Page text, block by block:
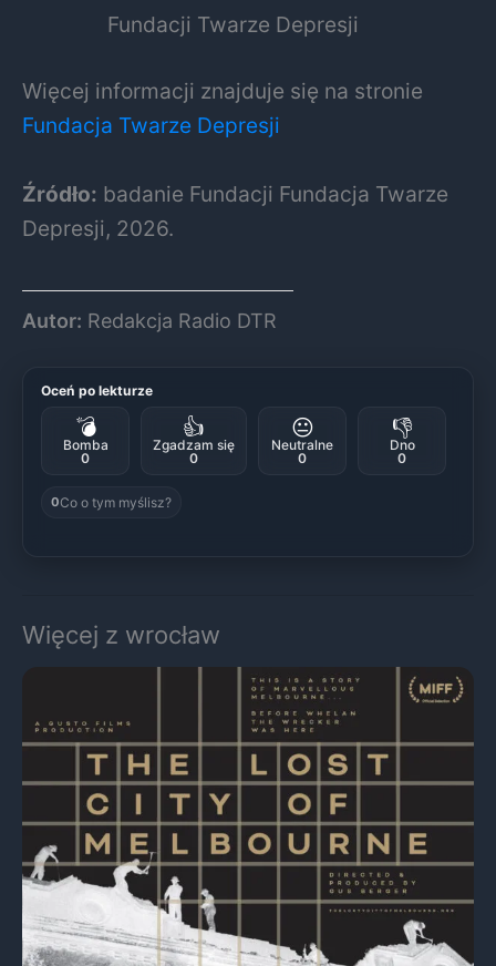
Fundacji Twarze Depresji
Więcej informacji znajduje się na stronie
Fundacja Twarze Depresji
Źródło: badanie Fundacji Fundacja Twarze
Depresji, 2026.
Autor: Redakcja Radio DTR
Oceń po lekturze
💣
Bomba
0
👍
Zgadzam się
0
😐
Neutralne
0
👎
Dno
0
0Co o tym myślisz?
Więcej z wrocław